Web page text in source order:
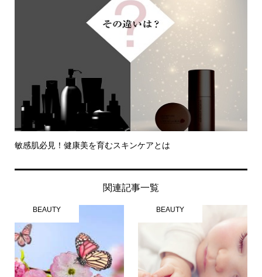
敏感肌必見！健康美を育むスキンケアとは
関連記事一覧
BEAUTY BEAUTY